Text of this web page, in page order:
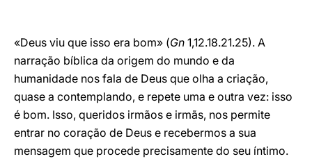
«Deus viu que isso era bom» (Gn 1,12.18.21.25). A
narração bíblica da origem do mundo e da
humanidade nos fala de Deus que olha a criação,
quase a contemplando, e repete uma e outra vez: isso
é bom. Isso, queridos irmãos e irmãs, nos permite
entrar no coração de Deus e recebermos a sua
mensagem que procede precisamente do seu íntimo.